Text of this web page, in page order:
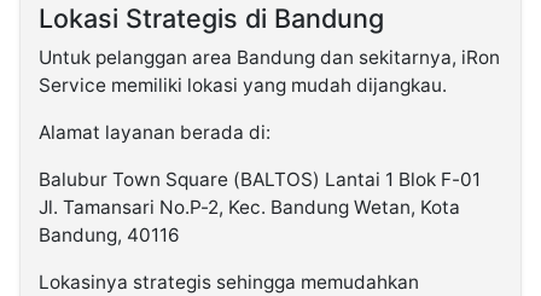
Lokasi Strategis di Bandung
Untuk pelanggan area Bandung dan sekitarnya, iRon
Service memiliki lokasi yang mudah dijangkau.
Alamat layanan berada di:
Balubur Town Square (BALTOS) Lantai 1 Blok F-01
Jl. Tamansari No.P-2, Kec. Bandung Wetan, Kota
Bandung, 40116
Lokasinya strategis sehingga memudahkan